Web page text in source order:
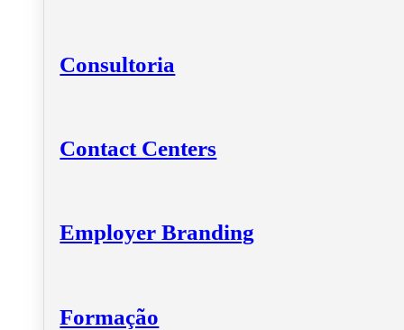
Consultoria
Contact Centers
Employer Branding
Formação